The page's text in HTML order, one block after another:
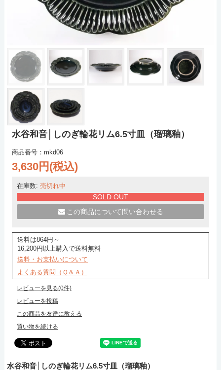
水谷和音│しのぎ輪花リム6.5寸皿（瑠璃釉）
商品番号：mkd06
3,630円(税込)
在庫数: 売切れ中
SOLD OUT
この商品について問い合わせる
送料は864円～
16,200円以上購入で送料無料
送料・お支払いについて
よくある質問（Ｑ＆Ａ）
レビューを見る(0件)
レビューを投稿
この商品を友達に教える
買い物を続ける
水谷和音│しのぎ輪花リム6.5寸皿（瑠璃釉）